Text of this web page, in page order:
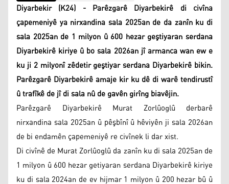
Diyarbekir (K24) - Parêzgarê Diyarbekirê di civîna
çapemeniyê ya nirxandina sala 2025an de da zanîn ku di
sala 2025an de 1 milyon û 600 hezar geştiyaran serdana
Diyarbekirê kiriye û bo sala 2026an jî armanca wan ew e
ku ji 2 milyonî zêdetir geştiyar serdana Diyarbekirê bikin.
Parêzgarê Diyarbekirê amaje kir ku dê di warê tendirustî
û trafîkê de jî di sala nû de gavên girîng biavêjin.
Parêzgarê Diyarbekirê Murat Zorlûoglû derbarê
nirxandina sala 2025an û pêşbînî û hêviyên ji sala 2026an
de bi endamên çapemeniyê re civînek li dar xist.
Di civînê de Murat Zorlûoglû da zanîn ku di sala 2025an de
1 milyon û 600 hezar getiyaran serdana Diyarbekirê kiriye
ku di sala 2024an de ev hijmar 1 milyon û 200 hezar bû û